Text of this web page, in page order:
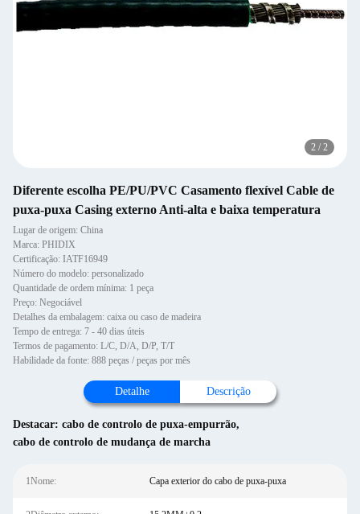
2 / 2
Diferente escolha PE/PU/PVC Casamento flexível Cable de
puxa-puxa Casing externo Anti-alta e baixa temperatura
Lugar de origem: China
Marca: PHIDIX
Certificação: IATF16949
Número do modelo: personalizado
Quantidade de ordem mínima: 1 peça
Preço: Negociável
Detalhes da embalagem: caixa ou caso de madeira
Tempo de entrega: 7 - 40 dias úteis
Termos de pagamento: L/C, D/A, D/P, T/T
Habilidade da fonte: 888 peças / peças por mês
Detalhe Descrição
Destacar: cabo de controlo de puxa-empurrão,
cabo de controlo de mudança de marcha
1Nome: Capa exterior do cabo de puxa-puxa